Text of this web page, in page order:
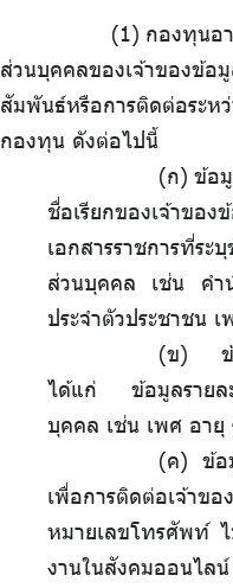
กองทุนอ
ส่วนบุคคลของเจ้าของข้อ
สัมพันธ์หรือการติดต่อระห
กองทุน ดังต่อไปนี้
(ก) .ข้อ
ชื่อเรียกของเจ้าข
เอกสารราชการที่ระ
ส่วนบุคคล เช่น ค
ประจำตัวประชาชน
(ข) ข้อ
ได้แก่ ข้อมูลรายละ
บุคคล เช่น เพศ อายุ
(ค) ข้อ
เพื่อการติดต่อเจ้
หมายเลขโทรศัพท์
งานในสังคมออนไลน์